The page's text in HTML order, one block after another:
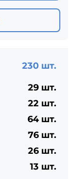
230 шт.
29 шт.
22 шт.
64 шт.
76 шт.
26 шт.
13 шт.